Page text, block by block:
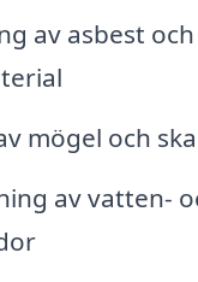
av asbest
mögel och
av vatten-